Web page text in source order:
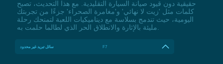
حقيقية دون قيود صيانة السيارة التقليدية. مع هذا التحديث، تصبح
كلمات مثل 'زيت لا نهائي' و'مغامرة الصحراء' جزءًا من تجربتك
اليومية، حيث تندمج بسلاسة مع ديناميكيات اللعبة لتمنحك رحلة
سائل تبريد غير محدود F7